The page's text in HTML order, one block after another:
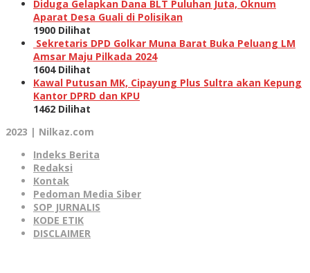
Diduga Gelapkan Dana BLT Puluhan Juta, Oknum
Aparat Desa Guali di Polisikan
1900 Dilihat
Sekretaris DPD Golkar Muna Barat Buka Peluang LM
Amsar Maju Pilkada 2024
1604 Dilihat
Kawal Putusan MK, Cipayung Plus Sultra akan Kepung
Kantor DPRD dan KPU
1462 Dilihat
2023 | Nilkaz.com
Indeks Berita
Redaksi
Kontak
Pedoman Media Siber
SOP JURNALIS
KODE ETIK
DISCLAIMER